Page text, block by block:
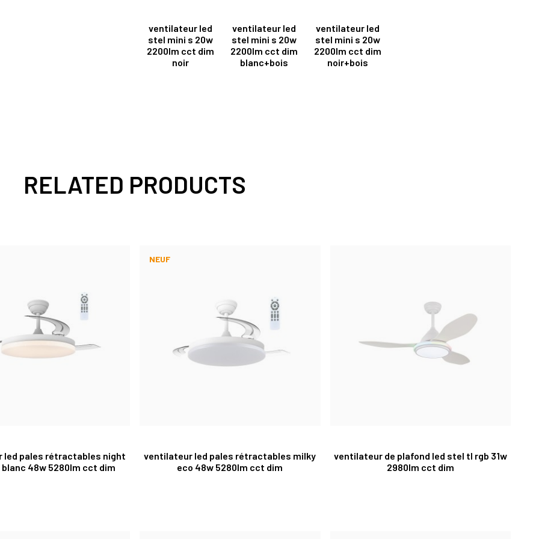
ventilateur led
stel mini s 20w
2200lm cct dim
noir
ventilateur led
stel mini s 20w
2200lm cct dim
blanc+bois
ventilateur led
stel mini s 20w
2200lm cct dim
noir+bois
RELATED PRODUCTS
led pales rétractables night
48w 5280lm cct dim
ventilateur led pales rétractables milky
eco 48w 5280lm cct dim
NEUF
ventilateur de plafond led stel tl rgb 31w
2980lm cct dim